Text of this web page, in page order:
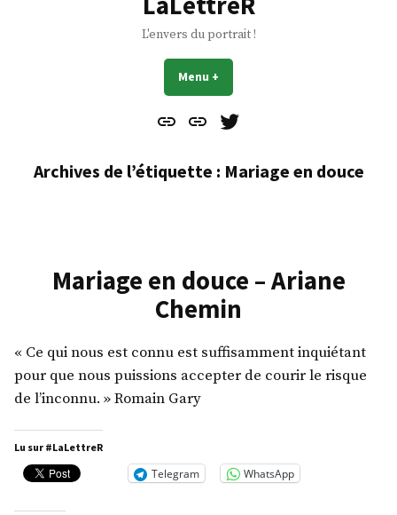
L'envers du portrait !
Menu +
Contact
À
Mes
Archives de l’étiquette : Mariage en douce
Mariage en douce – Ariane
Chemin
« Ce qui nous est connu est suffisamment inquiétant
pour que nous puissions accepter de courir le risque
de l’inconnu. » Romain Gary
Lu sur #LaLettreR
Telegram WhatsApp